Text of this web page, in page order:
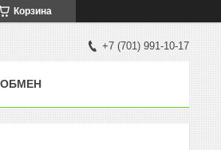
Корзина
+7 (701) 991-10-17
ОБМЕН